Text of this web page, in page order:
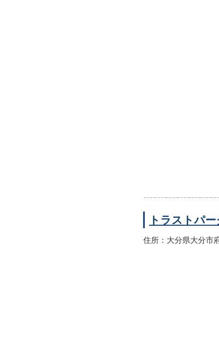
トラストパ
住所：大分県大分市